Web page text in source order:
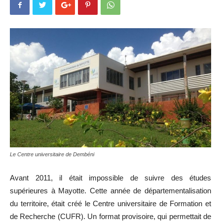
Le Centre universitaire de Dembéni
Avant 2011, il était impossible de suivre des études
supérieures à Mayotte. Cette année de départementalisation
du territoire, était créé le Centre universitaire de Formation et
de Recherche (CUFR). Un format provisoire, qui permettait de